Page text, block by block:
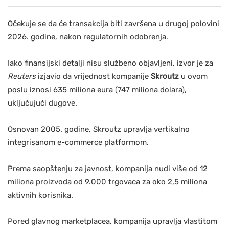
Očekuje se da će transakcija biti završena u drugoj polovini
2026. godine, nakon regulatornih odobrenja.
Iako finansijski detalji nisu službeno objavljeni, izvor je za
Reutersizjavio da vrijednost kompanije Skroutz u ovom
poslu iznosi 635 miliona eura (747 miliona dolara),
uključujući dugove.
Osnovan 2005. godine, Skroutz upravlja vertikalno
integrisanom e-commerce platformom.
Prema saopštenju za javnost, kompanija nudi više od 12
miliona proizvoda od 9.000 trgovaca za oko 2,5 miliona
aktivnih korisnika.
Pored glavnog marketplacea, kompanija upravlja vlastitom